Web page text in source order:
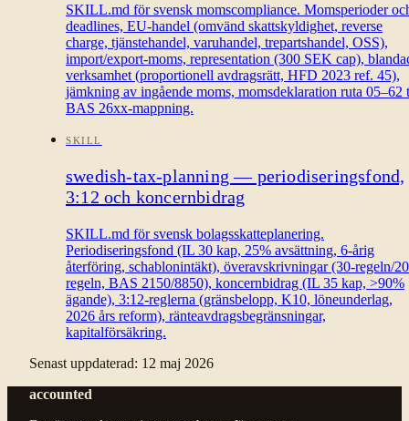
SKILL.md för svensk momscompliance. Momsperioder
deadlines, EU-handel (omvänd skattskyldighet, reverse
charge, tjänstehandel, varuhandel, trepartshandel, OSS),
import/export-moms, representation (300 SEK cap),
verksamhet (proportionell avdragsrätt, HFD 2023 ref. 45),
jämkning av ingående moms, momsdeklaration ruta 05–62
BAS 26xx-mappning.
SKILL
swedish-tax-planning — periodiseringsfond,
3:12 och koncernbidrag
SKILL.md för svensk bolagsskatteplanering.
Periodiseringsfond (IL 30 kap, 25% avsättning, 6-årig
återföring, schablonintäkt), överavskrivningar (30-regeln/
regeln, BAS 2150/8850), koncernbidrag (IL 35 kap, >90%
ägande), 3:12-reglerna (gränsbelopp, K10, löneunderlag,
2026 års reform), ränteavdragsbegränsningar,
kapitalförsäkring.
Senast uppdaterad: 12 maj 2026
accounted